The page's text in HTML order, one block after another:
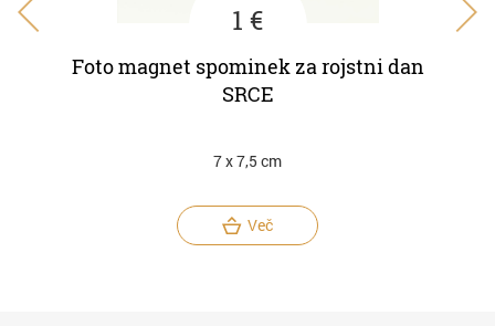
1 €
Foto magnet spominek za rojstni dan
SRCE
7 x 7,5 cm
Več